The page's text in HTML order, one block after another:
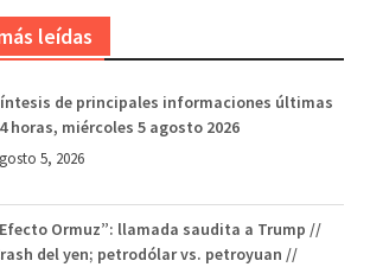
leídas
de principales informaciones últimas
horas, miércoles 5 agosto 2026
5, 2026
Ormuz”: llamada saudita a Trump //
del yen; petrodólar vs. petroyuan //